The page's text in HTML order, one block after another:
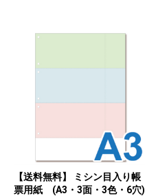
【送料無料】 ミシン目入り帳
票用紙 (A3・3面・3色・6穴)